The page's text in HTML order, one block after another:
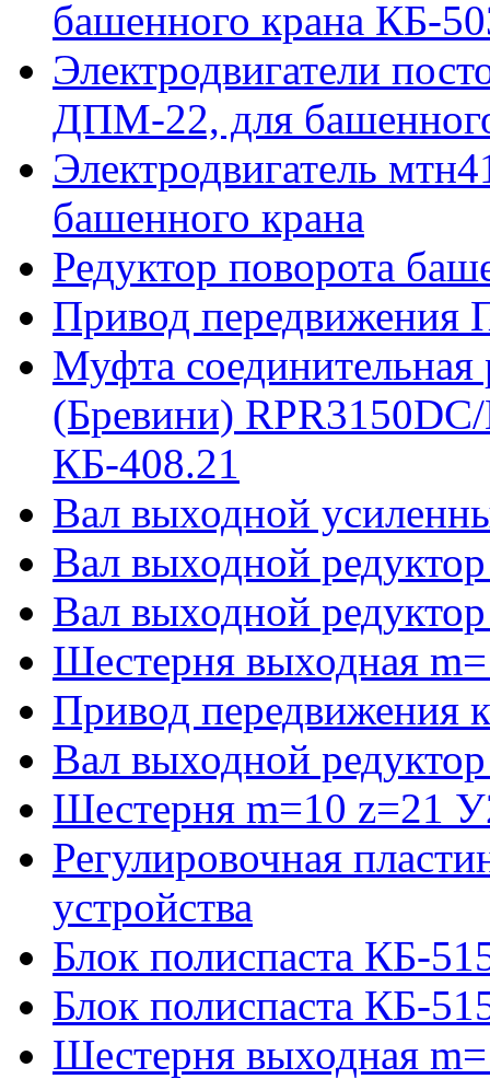
башенного крана КБ-
Электродвигатели
ДПМ-22, для
Электродвигатель
башенного крана
Редуктор поворота
Привод передвижения
Муфта
(Бревини)
КБ-408.21
Вал выходной
Вал выходной
Вал выходной
Шестерня выходная
Привод передвижения
Вал выходной
Шестерня m=10 z=21
Регулировочная
устройства
Блок полиспаста КБ-
Блок полиспаста КБ-
Шестерня выходная